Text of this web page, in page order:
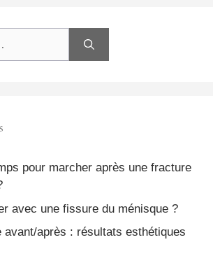
pour marcher après une fracture
avec une fissure du ménisque ?
avant/après : résultats esthétiques